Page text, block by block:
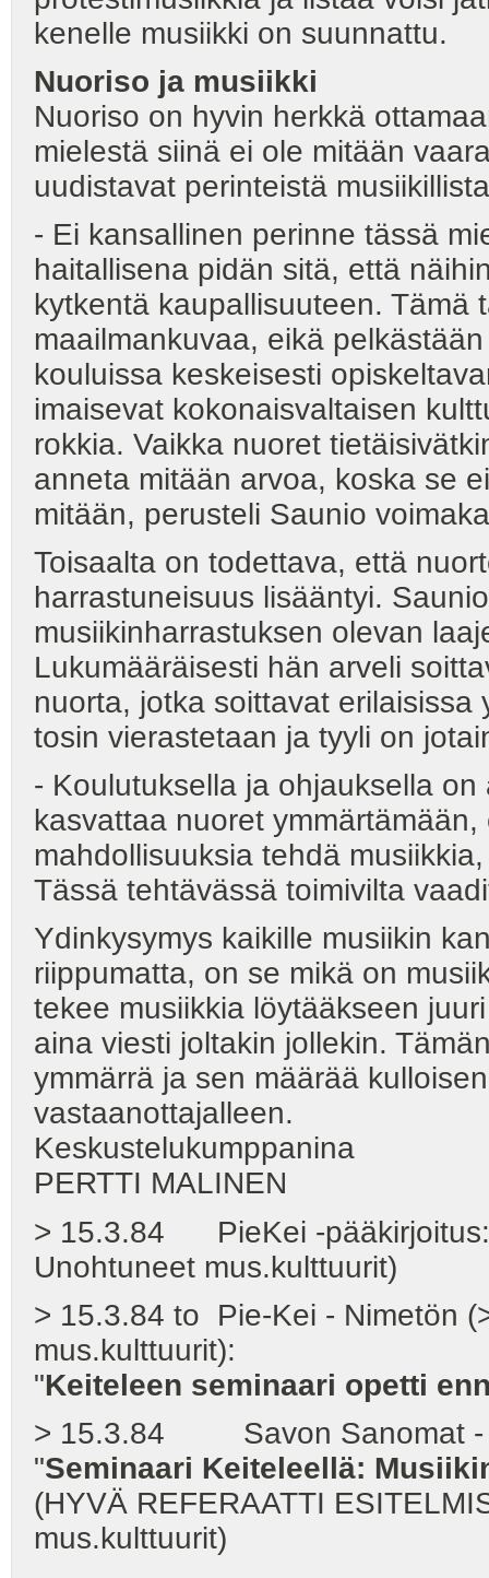
kenelle musiikki on suunnattu.
Nuoriso ja musiikki
Nuoriso on hyvin herkkä
mielestä siinä ei ole mitään
uudistavat perinteistä
- Ei kansallinen perinne tässä
haitallisena pidän sitä, että
kytkentä kaupallisuuteen. Tämä
maailmankuvaa, eikä
kouluissa keskeisesti
imaisevat kokonaisvaltaisen
rokkia. Vaikka nuoret
anneta mitään arvoa, koska se
mitään, perusteli Saunio
Toisaalta on todettava, että
harrastuneisuus lisääntyi.
musiikinharrastuksen olevan
Lukumääräisesti hän arveli
nuorta, jotka soittavat
tosin vierastetaan ja tyyli on
- Koulutuksella ja ohjauksella
kasvattaa nuoret
mahdollisuuksia tehdä
Tässä tehtävässä toimivilta
Ydinkysymys kaikille musiikin
riippumatta, on se mikä on
tekee musiikkia löytääkseen
aina viesti joltakin jollekin.
ymmärrä ja sen määrää
vastaanottajalleen.
Keskustelukumppanina
PERTTI MALINEN
> 15.3.84 PieKei -
Unohtuneet mus.kulttuurit)
> 15.3.84 to Pie-Kei - Nimetön
mus.kulttuurit):
"Keiteleen seminaari opetti
> 15.3.84 Savon Sanomat -
"Seminaari Keiteleellä:
(HYVÄ REFERAATTI
mus.kulttuurit)